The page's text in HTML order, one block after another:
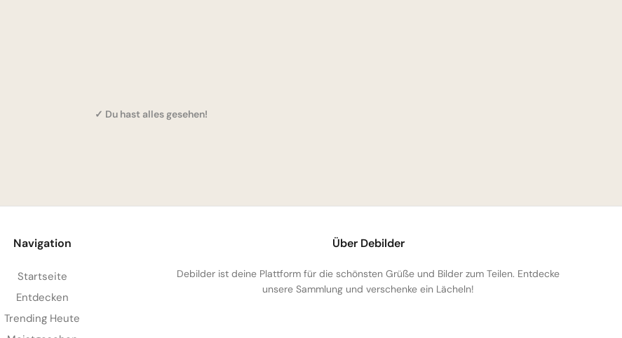
✓ Du hast alles gesehen!
Navigation
Startseite
Entdecken
Trending Heute
Über Debilder
Debilder ist deine Plattform für die schönsten Grüße und Bilder zum Teilen. Entdecke
unsere Sammlung und verschenke ein Lächeln!